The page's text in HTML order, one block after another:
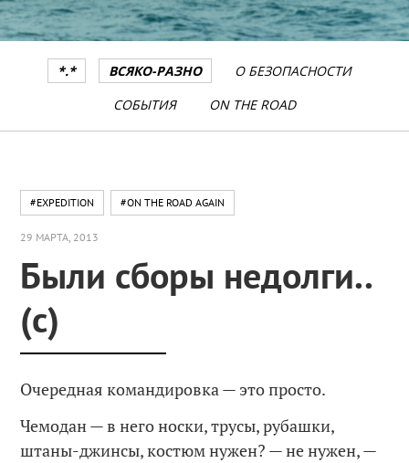
*.* ВСЯКО-РАЗНО
О БЕЗОПАСНОСТИ
СОБЫТИЯ
ON THE ROAD
#EXPEDITION #ON THE ROAD AGAIN
29 МАРТА, 2013
Были сборы недолги..
(с)
Очередная командировка — это просто.
Чемодан — в него носки, трусы, рубашки,
штаны-джинсы, костюм нужен? — не нужен, —